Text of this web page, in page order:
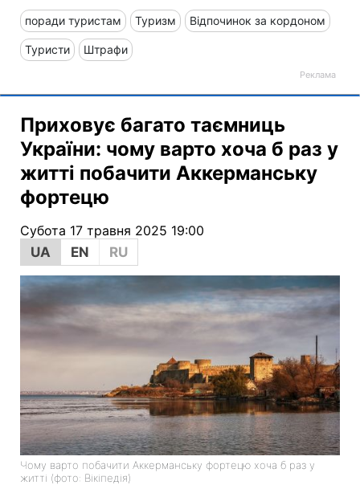
поради туристам Туризм Відпочинок за кордоном
Туристи Штрафи
Приховує багато таємниць
України: чому варто хоча б раз у
житті побачити Аккерманську
фортецю
Субота 17 травня 2025 19:00
UA
EN RU
Чому варто побачити Аккерманську фортецю хоча б раз у
житті (фото: Вікіпедія)